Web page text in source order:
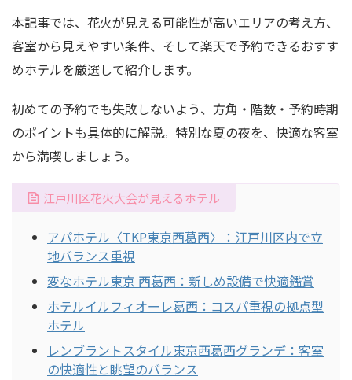
本記事では、花火が見える可能性が高いエリアの考え方、
客室から見えやすい条件、そして楽天で予約できるおすす
めホテルを厳選して紹介します。
初めての予約でも失敗しないよう、方角・階数・予約時期
のポイントも具体的に解説。特別な夏の夜を、快適な客室
から満喫しましょう。
江戸川区花火大会が見えるホテル
アパホテル〈TKP東京西葛西〉：江戸川区内で立
地バランス重視
変なホテル東京 西葛西：新しめ設備で快適鑑賞
ホテルイルフィオーレ葛西：コスパ重視の拠点型
ホテル
レンブラントスタイル東京西葛西グランデ：客室
の快適性と眺望のバランス